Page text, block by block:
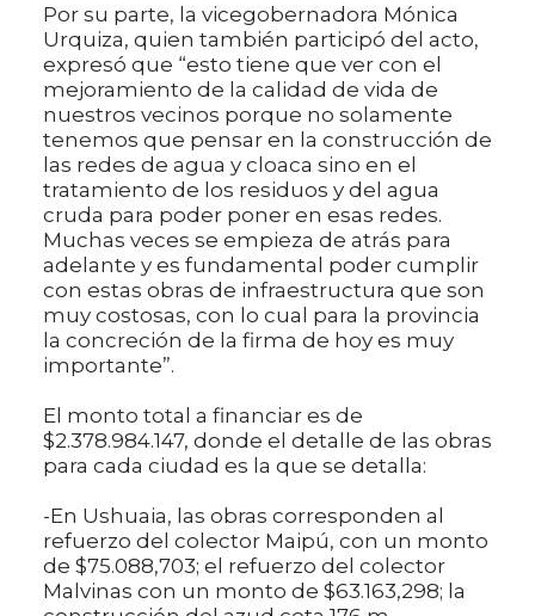
Por su parte, la vicegobernadora Mónica
Urquiza, quien también participó del acto,
expresó que “esto tiene que ver con el
mejoramiento de la calidad de vida de
nuestros vecinos porque no solamente
tenemos que pensar en la construcción de
las redes de agua y cloaca sino en el
tratamiento de los residuos y del agua
cruda para poder poner en esas redes.
Muchas veces se empieza de atrás para
adelante y es fundamental poder cumplir
con estas obras de infraestructura que son
muy costosas, con lo cual para la provincia
la concreción de la firma de hoy es muy
importante”.
El monto total a financiar es de
$2.378.984.147, donde el detalle de las obras
para cada ciudad es la que se detalla:
-En Ushuaia, las obras corresponden al
refuerzo del colector Maipú, con un monto
de $75.088,703; el refuerzo del colector
Malvinas con un monto de $63.163,298; la